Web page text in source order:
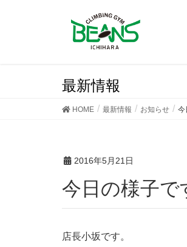
最新情報
HOME 最新情報 お知らせ 今
2016年5月21日
今日の様子で
店長小坂です。